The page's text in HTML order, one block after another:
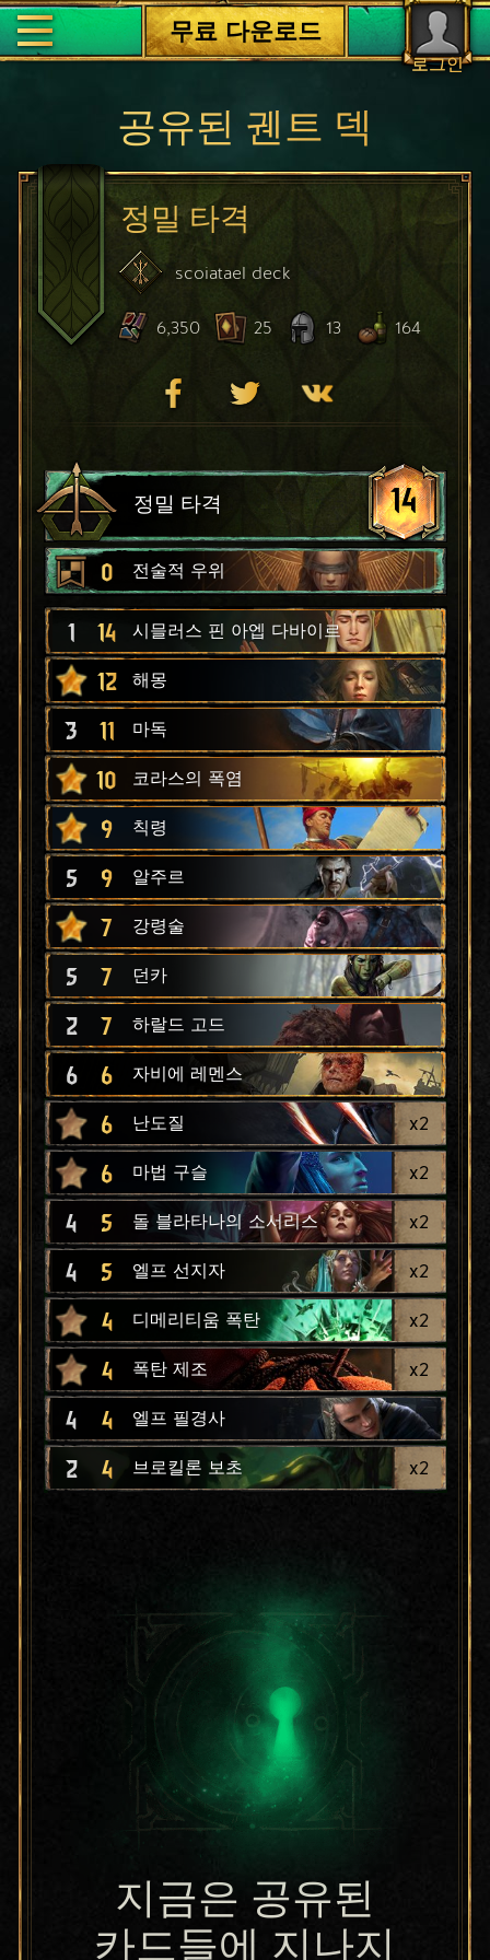
로그인
무료 다운로드
공유된 궨트 덱
정밀 타격
scoiatael deck
6,350 25 13 164
정밀 타격 14
0 전술적 우위
1 14 시믈러스 핀 아엡 다바이르
12 해몽
3 11 마독
10 코라스의 폭염
9 칙령
5 9 알주르
7 강령술
5 7 던카
2 7 하랄드 고드
6 6 자비에 레멘스
6 난도질 x2
6 마법 구슬 x2
4 5 돌 블라타나의 소서리스 x2
4 5 엘프 선지자 x2
4 디메리티움 폭탄 x2
4 폭탄 제조 x2
4 4 엘프 필경사
2 4 브로킬론 보초 x2
지금은 공유된
카드들에 지나지